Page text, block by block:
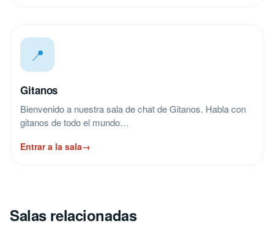
📍
Gitanos
Bienvenido a nuestra sala de chat de Gitanos. Habla con
gitanos de todo el mundo…
Entrar a la sala→
Salas relacionadas